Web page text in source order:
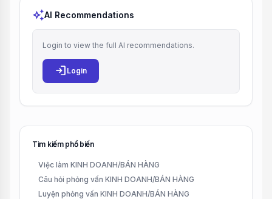
auto_awesomeAI Recommendations
Login to view the full AI recommendations.
login Login
Tìm kiếm phổ biến
Việc làm KINH DOANH/BÁN HÀNG
Câu hỏi phỏng vấn KINH DOANH/BÁN HÀNG
Luyện phỏng vấn KINH DOANH/BÁN HÀNG